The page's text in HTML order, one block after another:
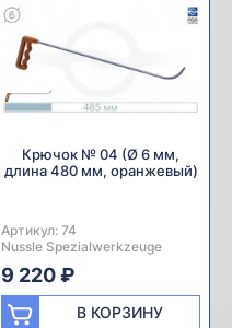
Крючок № 04 (Ø 6 мм,
длина 480 мм, оранжевый)
Артикул: 74
Производитель:
Nussle Spezialwerkzeuge
9 220 ₽
В КОРЗИНУ